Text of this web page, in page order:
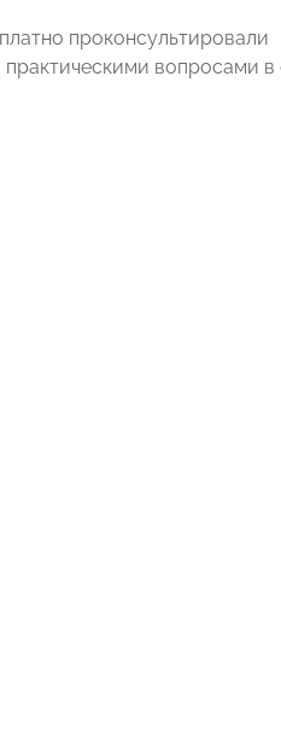
проконсультировали
вопросами в